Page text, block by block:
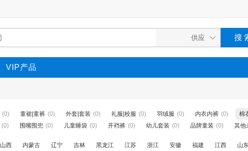
VIP产品
(0) 童裙|童裤 (0) 外套|套装 (0) 礼服|校服 (0) 羽绒服 (0) 内衣内裤 (0) 棉
(0) 围嘴围兜 (0) 儿童睡袋 (0) 开裆裤 (0) 幼儿套装 (0) 品牌童装 (0) 其他
山西 内蒙古 辽宁 吉林 黑龙江 江苏 浙江 安徽 福建 江西 山